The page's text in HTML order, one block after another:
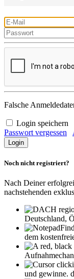
Falsche
Login speichern
Passwort vergessen
Noch nicht registriert?
Nach Deiner
nachstehenden
Deutschland,
dem
und gewinne.